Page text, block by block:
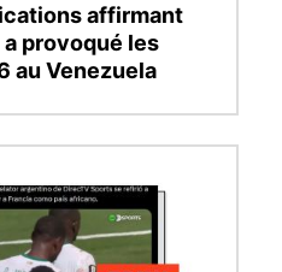
affirmant
provoqué les
au Venezuela